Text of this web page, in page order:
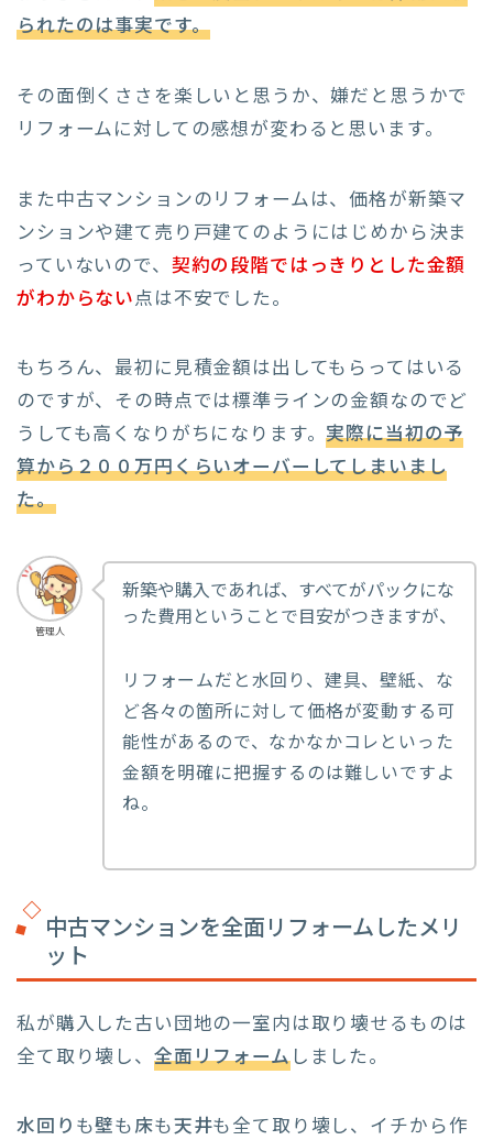
られたのは事実です。
その面倒くささを楽しいと思うか、嫌だと思うかで
リフォームに対しての感想が変わると思います。
また中古マンションのリフォームは、価格が新築マ
ンションや建て売り戸建てのようにはじめから決ま
っていないので、 契約の段階ではっきりとした金額
がわからない点は不安でした。
もちろん、最初に見積金額は出してもらってはいる
のですが、その時点では標準ラインの金額なのでど
うしても高くなりがちになります。実際に当初の予
算から２００万円くらいオーバーしてしまいまし
た。
管理人
新築や購入であれば、すべてがパックにな
った費用ということで目安がつきますが、
リフォームだと水回り、建具、壁紙、な
ど各々の箇所に対して価格が変動する可
能性があるので、なかなかコレといった
金額を明確に把握するのは難しいですよ
ね。
中古マンションを全面リフォームしたメリ
ット
私が購入した古い団地の一室内は取り壊せるものは
全て取り壊し、 全面リフォームしました。
水回り も壁も床も天井も全て取り壊し、イチから作